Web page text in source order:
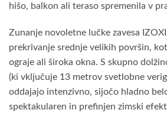
hišo, balkon ali teraso spremenila v
Zunanje novoletne lučke zavesa
prekrivanje srednje velikih površin,
ograje ali široka okna. S skupno
(ki vključuje 13 metrov svetlobne
oddajajo intenzivno, sijočo hladno
spektakularen in prefinjen zimski